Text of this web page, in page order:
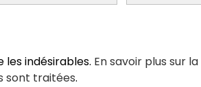
les indésirables. En savoir plus sur
sont traitées.